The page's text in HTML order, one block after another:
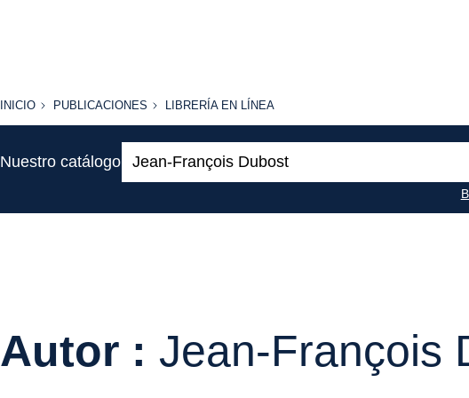
INICIO
INICIO PUBLICACIONES
PUBLICACIONES
LIBRERÍA
LÍNEA
LIBRERÍA EN LÍNEA
Nuestro catálogo
Autor : Jean-François